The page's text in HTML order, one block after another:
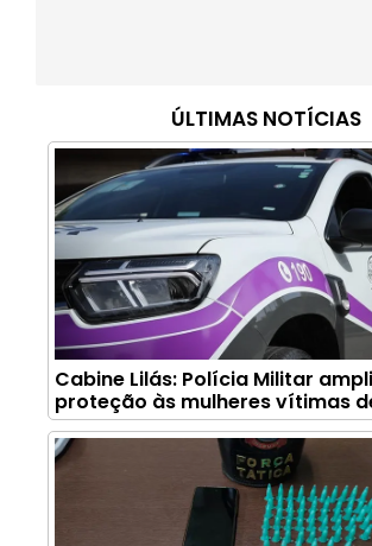
ÚLTIMAS NOTÍCIAS
Cabine Lilás: Polícia Militar
proteção às mulheres vítimas